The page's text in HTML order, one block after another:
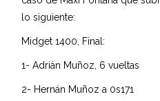
lo siguiente:
Midget 1400, Final:
1- Adrián Muñoz, 6 vueltas
2- Hernán Muñoz a 0s171